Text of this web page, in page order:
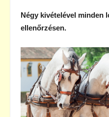
Négy kivételével minden
ellenőrzésen.